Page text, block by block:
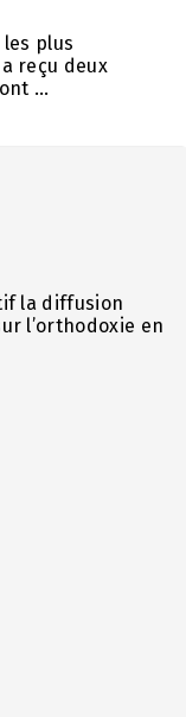
les plus
reçu deux
...
la diffusion
l’orthodoxie en